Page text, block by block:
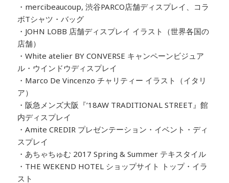
・mercibeaucoup, 渋谷PARCO店舗ディスプレイ、コラ
ボTシャツ・バッグ
・JOHN LOBB 店舗ディスプレイ イラスト（世界各国の
店舗）
・White atelier BY CONVERSE キャンペーンビジュア
ル・ウインドウディスプレイ
・Marco De Vincenzo チャリティー イラスト（イタリ
ア）
・阪急メンズ大阪『’18AW TRADITIONAL STREET』館
内ディスプレイ
・Amite CREDIR プレゼンテーション・イベント・ディ
スプレイ
・あちゃちゅむ 2017 Spring & Summer テキスタイル
・THE WEKEND HOTEL ショップサイト トップ・イラ
スト